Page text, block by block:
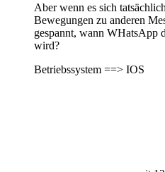
Aber wenn es sich
Bewegungen zu anderen
gespannt, wann WHatsApp
wird?
Betriebssystem ==> IOS